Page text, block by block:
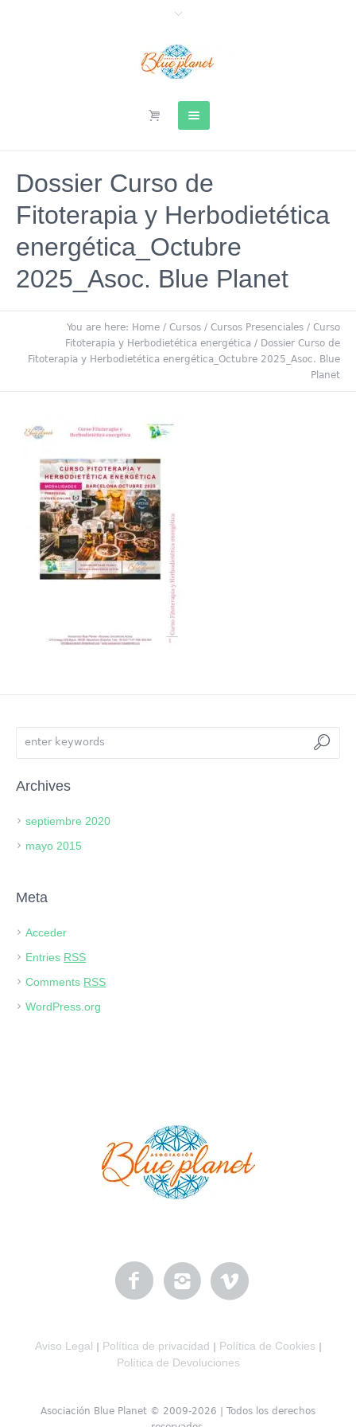
Dossier Curso de
Fitoterapia y Herbodietética
energética_Octubre
2025_Asoc. Blue Planet
You are here: Home / Cursos / Cursos Presenciales / Curso
Fitoterapia y Herbodietética energética / Dossier Curso de
Fitoterapia y Herbodietética energética_Octubre 2025_Asoc. Blue
Planet
Archives
septiembre 2020
mayo 2015
Meta
Acceder
Entries RSS
Comments RSS
WordPress.org
Aviso Legal Política de privacidad Política de Cookies
Política de Devoluciones
Asociación Blue Planet © 2009-2026 | Todos los derechos